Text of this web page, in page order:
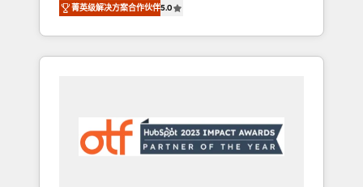
experts dedicated to your resilient growth.
HubSpot’s AI-powered customer platform
and operationalize HubSpot’s Loop
Marketing framework through expert-led
Hubs to your buyer journey for clean data,
scalability, & reporting. 🎯Demand Gen &
菁英级解决方案合作伙伴5.0